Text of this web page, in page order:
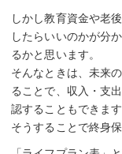
しかし教育資金や老
したらいいのかが分
るかと思います。
そんなときは、未来
ることで、収入・支
認することもできます
そうすることで終身